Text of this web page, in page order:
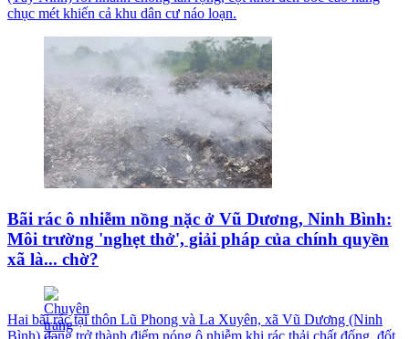
chục mét khiến cả khu dân cư náo loạn.
Bãi rác ô nhiễm nồng nặc ở Vũ Dương, Ninh Bình:
Môi trường 'nghẹt thở', giải pháp của chính quyền
xã là... chờ?
Hai bãi rác tại thôn Lũ Phong và La Xuyên, xã Vũ Dương (Ninh